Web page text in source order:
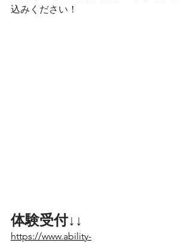
込みください！
体験受付↓↓
https://www.ability-